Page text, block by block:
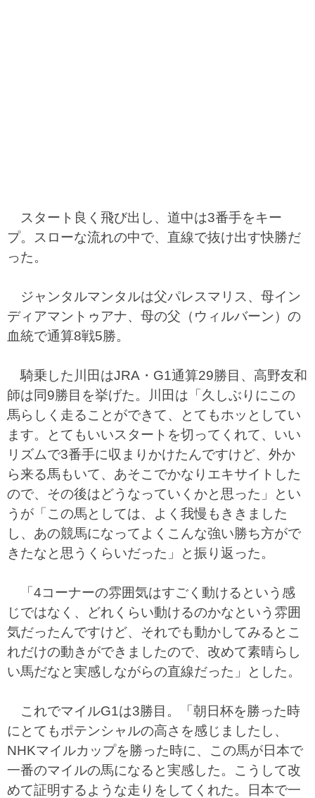
スタート良く飛び出し、道中は3番手をキー
プ。スローな流れの中で、直線で抜け出す快勝だ
った。
ジャンタルマンタルは父パレスマリス、母イン
ディアマントゥアナ、母の父（ウィルバーン）の
血統で通算8戦5勝。
騎乗した川田はJRA・G1通算29勝目、高野友和
師は同9勝目を挙げた。川田は「久しぶりにこの
馬らしく走ることができて、とてもホッとしてい
ます。とてもいいスタートを切ってくれて、いい
リズムで3番手に収まりかけたんですけど、外か
ら来る馬もいて、あそこでかなりエキサイトした
ので、その後はどうなっていくかと思った」とい
うが「この馬としては、よく我慢もききました
し、あの競馬になってよくこんな強い勝ち方がで
きたなと思うくらいだった」と振り返った。
「4コーナーの雰囲気はすごく動けるという感
じではなく、どれくらい動けるのかなという雰囲
気だったんですけど、それでも動かしてみるとこ
れだけの動きができましたので、改めて素晴らし
い馬だなと実感しながらの直線だった」とした。
これでマイルG1は3勝目。「朝日杯を勝った時
にとてもポテンシャルの高さを感じましたし、
NHKマイルカップを勝った時に、この馬が日本で
一番のマイルの馬になると実感した。こうして改
めて証明するような走りをしてくれた。日本で一